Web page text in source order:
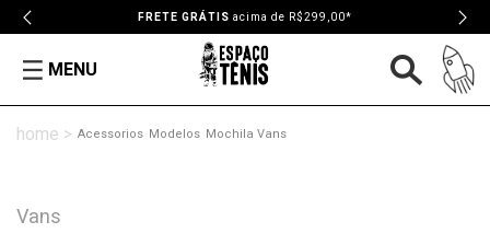
FRETE GRÁTIS acima de R$299,00*
MENU
Acessorios Modelos Mochila Vans
Vans